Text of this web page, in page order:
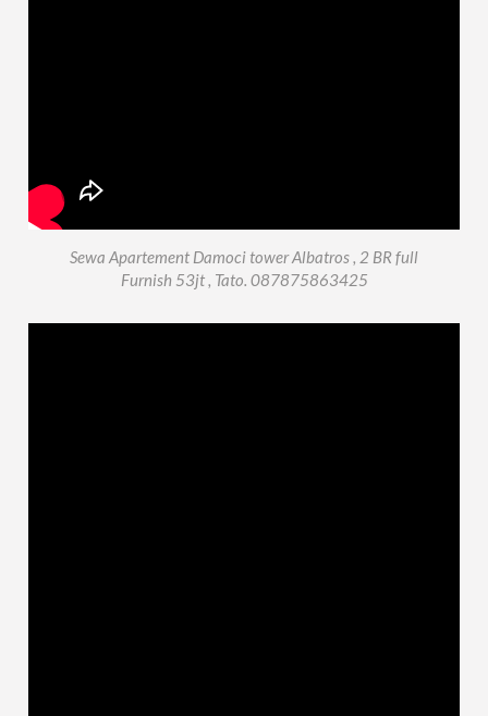
Sewa Apartement Damoci tower Albatros , 2 BR full
Furnish 53jt , Tato. 087875863425